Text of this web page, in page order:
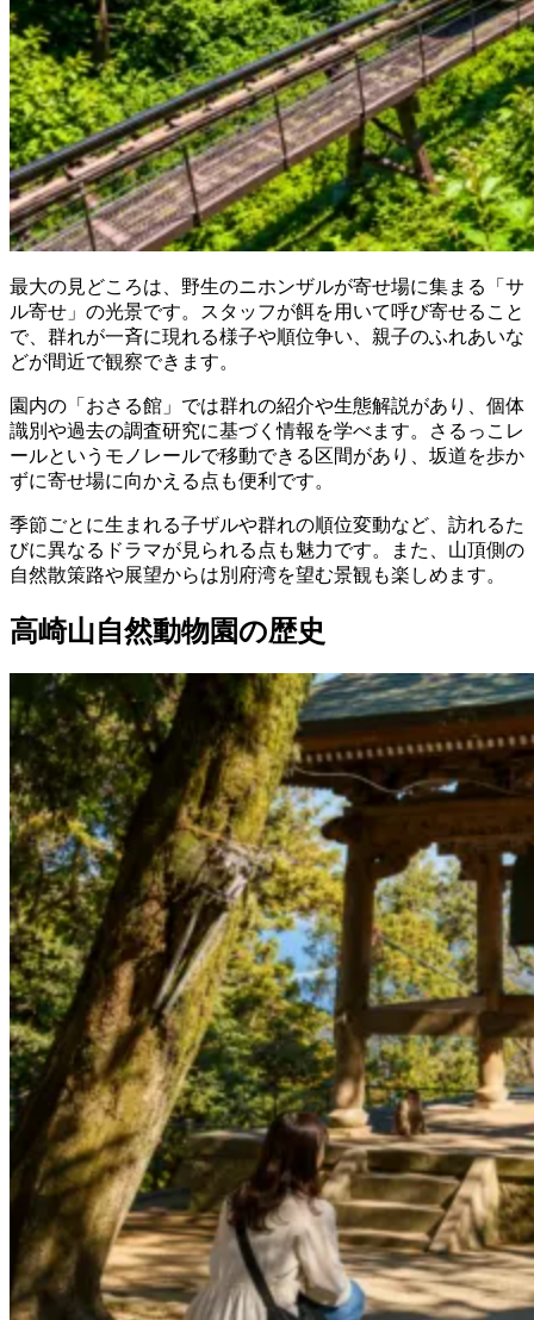
最大の見どころは、野生のニホンザルが寄せ場に集まる「サ
ル寄せ」の光景です。スタッフが餌を用いて呼び寄せること
で、群れが一斉に現れる様子や順位争い、親子のふれあいな
どが間近で観察できます。
園内の「おさる館」では群れの紹介や生態解説があり、個体
識別や過去の調査研究に基づく情報を学べます。さるっこレ
ールというモノレールで移動できる区間があり、坂道を歩か
ずに寄せ場に向かえる点も便利です。
季節ごとに生まれる子ザルや群れの順位変動など、訪れるた
びに異なるドラマが見られる点も魅力です。また、山頂側の
自然散策路や展望からは別府湾を望む景観も楽しめます。
高崎山自然動物園の歴史